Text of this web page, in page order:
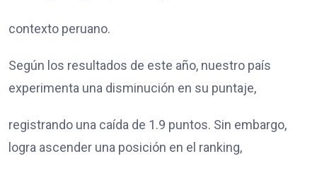
contexto peruano.
Según los resultados de este año, nuestro país
experimenta una disminución en su puntaje,
registrando una caída de 1.9 puntos. Sin embargo,
logra ascender una posición en el ranking,